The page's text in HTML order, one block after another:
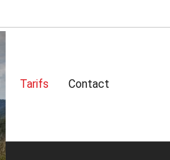
Tarifs Contact